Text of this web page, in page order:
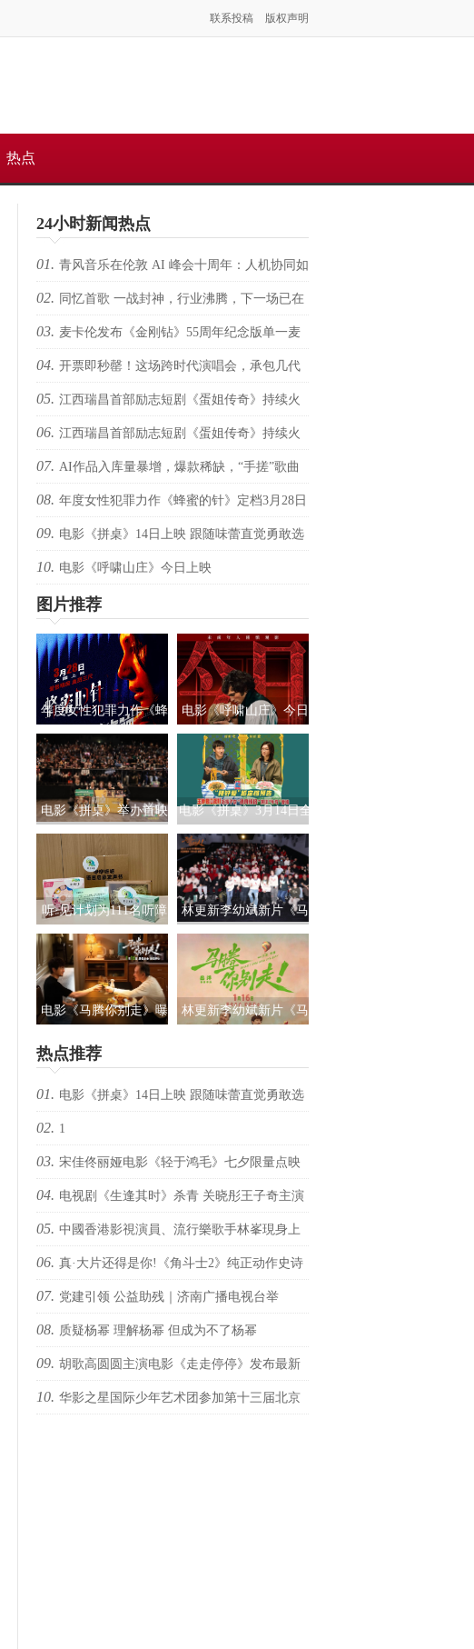
联系投稿 版权声明
热点
24小时新闻热点
01. 青风音乐在伦敦 AI 峰会十周年：人机协同如
何重塑虚拟音乐 IP 全球化路径？
02. 同忆首歌 一战封神，行业沸腾，下一场已在
路上
03. 麦卡伦发布《金刚钻》55周年纪念版单一麦
芽苏格兰威士忌 致敬007银幕传奇，续写匠心与
电影的交融
04. 开票即秒罄！这场跨时代演唱会，承包几代
人的回忆
05. 江西瑞昌首部励志短剧《蛋姐传奇》持续火
爆！双平台数据刷新纪录，见证本土力量
06. 江西瑞昌首部励志短剧《蛋姐传奇》持续火
爆！双平台数据刷新纪录，见证本土力量
07. AI作品入库量暴增，爆款稀缺，“手搓”歌曲
还有优势吗？青风音乐 SXSW 圆桌实录
08. 年度女性犯罪力作《蜂蜜的针》定档3月28日
绝版影后阵容癫
09. 电影《拼桌》14日上映 跟随味蕾直觉勇敢选
择心之所向
10. 电影《呼啸山庄》今日上映
图片推荐
年度女性犯罪力作《蜂
蜜的针》定档3月28日
绝版影后阵容癫
电影《呼啸山庄》今日
上映
电影《拼桌》举办首映
礼及路演 白色情人节相
约搭子稳稳幸福
电影《拼桌》3月14日全
国上映 饭张力拉满独属
于老吃家的烟火浪漫
听·见计划为111名听障
儿童送上新年声音礼
包：让每一次表达都有
回响
林更新李幼斌新片《马
腾你别走》首映礼 笑泪
齐飞获全龄段共鸣好评
电影《马腾你别走》曝
新李幼斌组团勇闯人
生“新地图”
林更新李幼斌新片《马
热点推荐
01. 电影《拼桌》14日上映 跟随味蕾直觉勇敢选
择心之所向
02. 1
03. 宋佳佟丽娅电影《轻于鸿毛》七夕限量点映
04. 电视剧《生逢其时》杀青 关晓彤王子奇主演
05. 中國香港影視演員、流行樂歌手林峯現身上
海ifc商場 點亮「繽紛歐普藝術樂園」開幕儀式
06. 真·大片还得是你!《角斗士2》纯正动作史诗
style席卷大银幕
07. 党建引领 公益助残｜济南广播电视台举
办“聚光”公益观影活动
08. 质疑杨幂 理解杨幂 但成为不了杨幂
09. 胡歌高圆圆主演电影《走走停停》发布最新
预告 狂野一家上演劲爆日常
10. 华影之星国际少年艺术团参加第十三届北京